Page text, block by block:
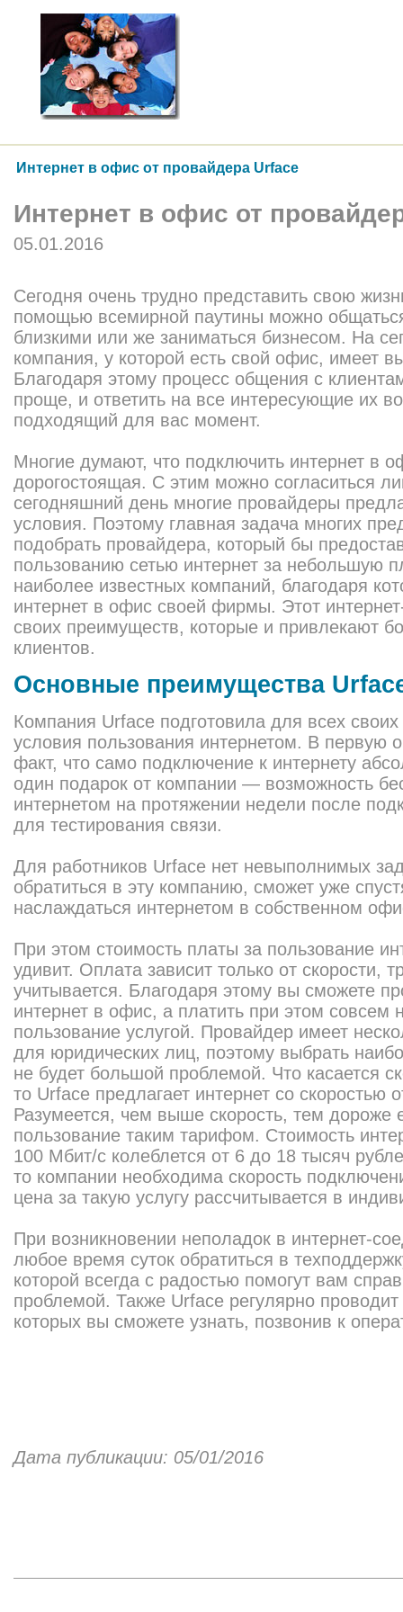
Интернет в офис от провайдера Urface
Интернет в офис от
05.01.2016
Сегодня очень трудно представить свою
помощью всемирной паутины можно
близкими или же заниматься бизнесом. На
компания, у которой есть свой офис, имеет
Благодаря этому процесс общения с
проще, и ответить на все интересующие их
подходящий для вас момент.
Многие думают, что подключить интернет в
дорогостоящая. С этим можно согласиться
сегодняшний день многие провайдеры
условия. Поэтому главная задача многих
подобрать провайдера, который бы
пользованию сетью интернет за небольшую
наиболее известных компаний, благодаря
интернет в офис своей фирмы. Этот
своих преимуществ, которые и привлекают
клиентов.
Основные преимущества
Компания Urface подготовила для всех
условия пользования интернетом. В первую
факт, что само подключение к интернету
один подарок от компании — возможность
интернетом на протяжении недели после
для тестирования связи.
Для работников Urface нет невыполнимых
обратиться в эту компанию, сможет уже
наслаждаться интернетом в собственном
При этом стоимость платы за пользование
удивит. Оплата зависит только от скорости,
учитывается. Благодаря этому вы сможете
интернет в офис, а платить при этом совсем
пользование услугой. Провайдер имеет
для юридических лиц, поэтому выбрать
не будет большой проблемой. Что касается
то Urface предлагает интернет со скоростью
Разумеется, чем выше скорость, тем дороже
пользование таким тарифом. Стоимость
100 Мбит/с колеблется от 6 до 18 тысяч
то компании необходима скорость
цена за такую услугу рассчитывается в
При возникновении неполадок в интернет-
любое время суток обратиться в
которой всегда с радостью помогут вам
проблемой. Также Urface регулярно
которых вы сможете узнать, позвонив к
Дата публикации: 05/01/2016